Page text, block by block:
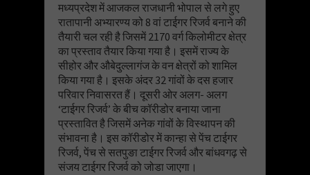
मध्यप्रदेश में आजकल राजधानी भोपाल से लगे हुए
रातापानी अभ्यारण्य को 8 वां टाईगर रिजर्व बनाने की
तैयारी चल रही है जिसमें 2170 वर्ग किलोमीटर क्षेत्र
का प्रस्ताव तैयार किया गया है। इसमें राज्य के
सीहोर और औबेदुल्लागंज के वन क्षेत्रों को शामिल
किया गया है। इसके अंदर 32 गांवों के दस हजार
परिवार निवासरत हैं। दूसरी ओर अलग- अलग
‘टाईगर रिजर्व’ के बीच कॉरीडोर बनाया जाना
प्रस्तावित है जिसमें अनेक गांवों के विस्थापन की
संभावना है। इस कॉरीडोर में कान्हा से पेंच टाईगर
रिजर्व, पेंच से सतपुङा टाईगर रिजर्व और बांधवगढ़ से
संजय टाईगर रिजर्व को जोडा जाएगा।